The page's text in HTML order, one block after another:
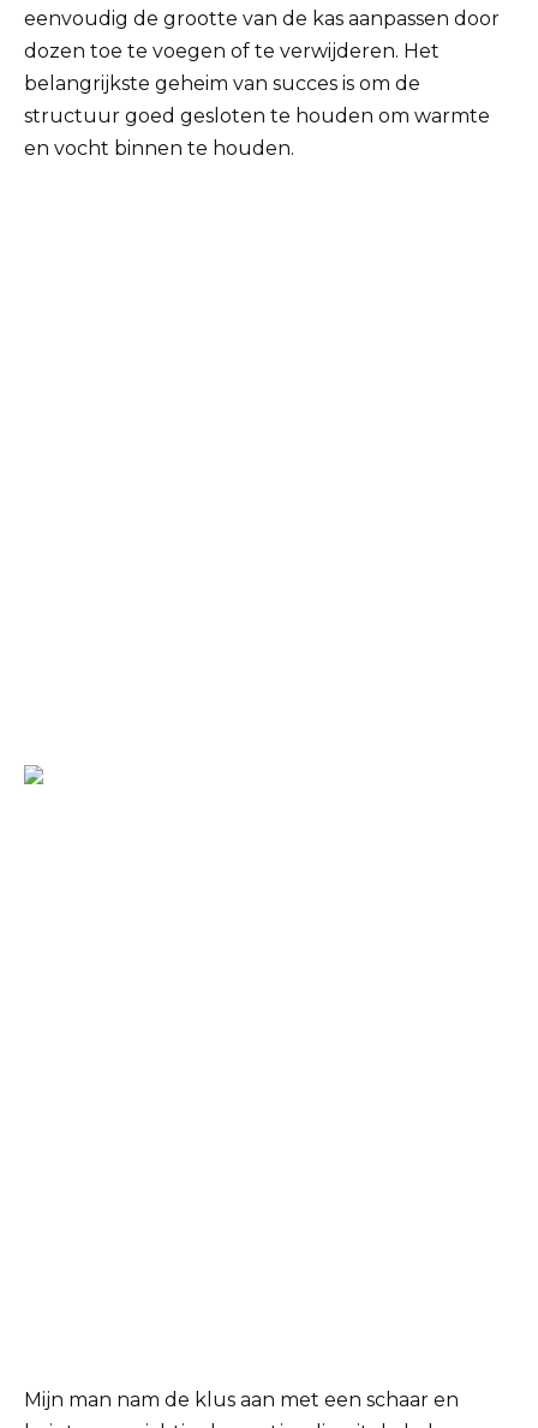
eenvoudig de grootte van de kas aanpassen door
dozen toe te voegen of te verwijderen. Het
belangrijkste geheim van succes is om de
structuur goed gesloten te houden om warmte
en vocht binnen te houden.
Mijn man nam de klus aan met een schaar en